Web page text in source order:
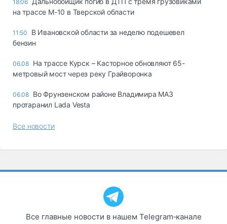
18:06
на трассе М-10 в Тверской области
11:50
В Ивановской области за неделю подешевел
бензин
06.08 На трассе Курск – Касторное обновляют 65-
метровый мост через реку Грайворонка
06.08 Во Фрунзенском районе Владимира МАЗ
протаранил Lada Vesta
Все новости
Все главные новости в нашем Telegram‑канале